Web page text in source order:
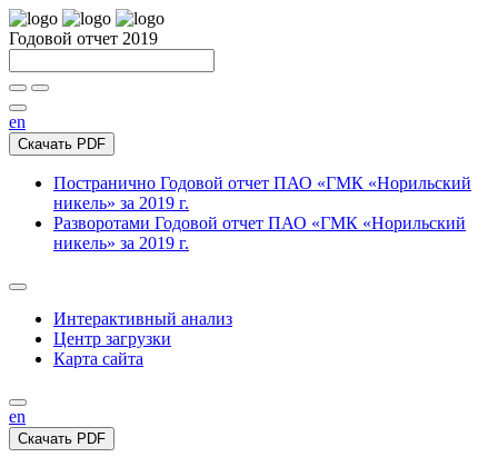
Годовой отчет 2019
en
Скачать PDF
Постранично Годовой отчет ПАО «ГМК «Норильский
никель» за 2019 г.
Разворотами Годовой отчет ПАО «ГМК «Норильский
никель» за 2019 г.
Интерактивный анализ
Центр загрузки
Карта сайта
en
Скачать PDF